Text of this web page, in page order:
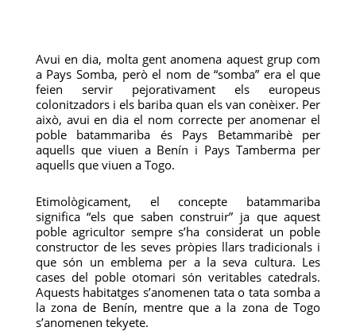
Avui en dia, molta gent anomena aquest grup com
a Pays Somba, però el nom de “somba” era el que
feien servir pejorativament els europeus
colonitzadors i els bariba quan els van conèixer. Per
això, avui en dia el nom correcte per anomenar el
poble batammariba és Pays Betammaribè per
aquells que viuen a Benín i Pays Tamberma per
aquells que viuen a Togo.
Etimològicament, el concepte batammariba
significa “els que saben construir” ja que aquest
poble agricultor sempre s’ha considerat un poble
constructor de les seves pròpies llars tradicionals i
que són un emblema per a la seva cultura. Les
cases del poble otomari són veritables catedrals.
Aquests habitatges s’anomenen tata o tata somba a
la zona de Benín, mentre que a la zona de Togo
s’anomenen tekyete.